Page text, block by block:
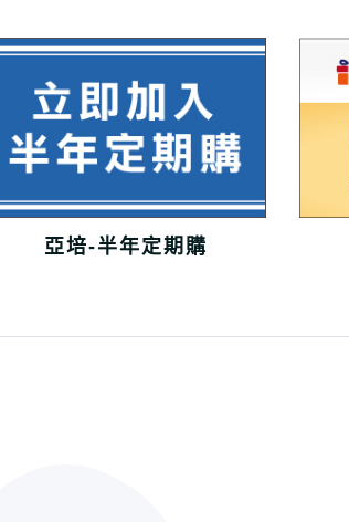
亞培-半年定期購